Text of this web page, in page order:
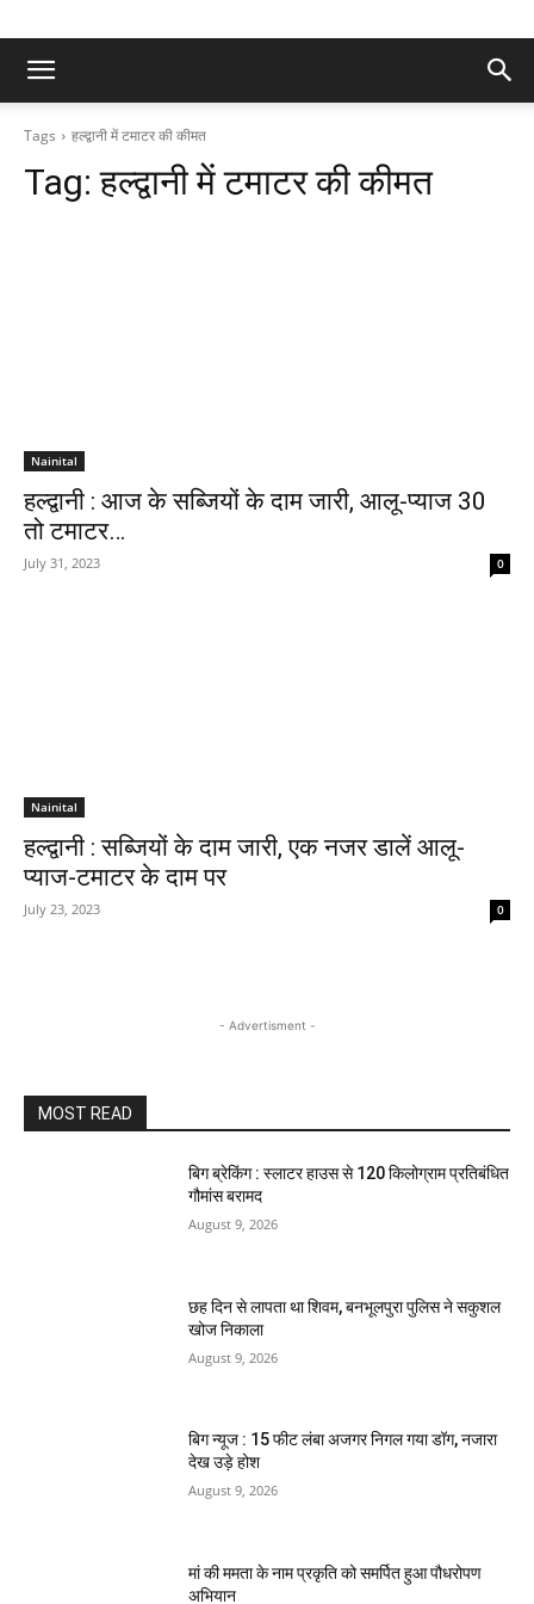
Tags हल्द्वानी में टमाटर की कीमत
Tag:हल्द्वानी में टमाटर की कीमत
Nainital
हल्द्वानी : आज के सब्जियों के दाम जारी, आलू-प्याज 30
तो टमाटर…
July 31, 2023 0
Nainital
हल्द्वानी : सब्जियों के दाम जारी, एक नजर डालें आलू-
प्याज-टमाटर के दाम पर
July 23, 2023 0
- Advertisment -
MOST READ
बिग ब्रेकिंग : स्लाटर हाउस से 120 किलोग्राम प्रतिबंधित
गौमांस बरामद
August 9, 2026
छह दिन से लापता था शिवम, बनभूलपुरा पुलिस ने सकुशल
खोज निकाला
August 9, 2026
बिग न्यूज : 15 फीट लंबा अजगर निगल गया डॉग, नजारा
देख उड़े होश
August 9, 2026
मां की ममता के नाम प्रकृति को समर्पित हुआ पौधरोपण
अभियान